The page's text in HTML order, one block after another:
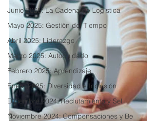
Junio 2025: La Cadena de Logística
Mayo 2025: Gestión del Tiempo
Abril 2025: Liderazgo
Marzo 2025: Autocuidado
Febrero 2025: Aprendizaje
Enero 2025: Diversidad e Inclusión
Diciembre 2024: Reclutamiento y Sel
Noviembre 2024: Compensaciones y Be